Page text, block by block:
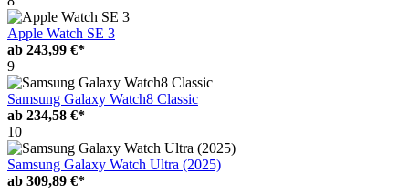
Apple Watch SE 3
ab 243,99 €*
9
Samsung Galaxy Watch8 Classic
ab 234,58 €*
10
Samsung Galaxy Watch Ultra (2025)
ab 309,89 €*